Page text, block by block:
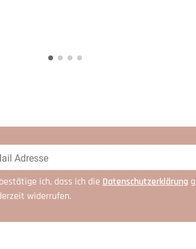
ich, dass ich die Daten­schutz­erklärung
widerrufen.